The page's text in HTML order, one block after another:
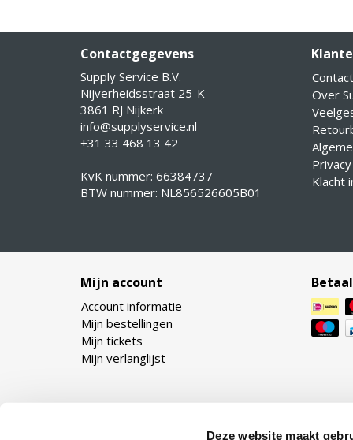
Deze website maakt
Contactgegevens
Supply Service B.V.
Nijverheidsstraat 25-K
3861 RJ Nijkerk
info@supplyservice.nl
+31 33 468 13 42
KvK nummer: 66384737
BTW nummer: NL856526605B01
Contact
Over
Klacht
Mijn account
Account informatie
Mijn bestellingen
Mijn tickets
Mijn verlanglijst